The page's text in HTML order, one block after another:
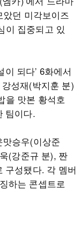
았던 미각보이즈
이 집중되고 있
되다’ 6화에서
성재(박지훈 분)
을 맛본 황석호
팀이다.
승우(이상준
(강준규 분), 짠
구성됐다. 각 멤버
하는 콘셉트로